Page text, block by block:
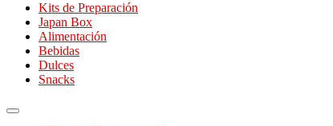
Kits de Preparación
Japan Box
Alimentación
Bebidas
Dulces
Snacks